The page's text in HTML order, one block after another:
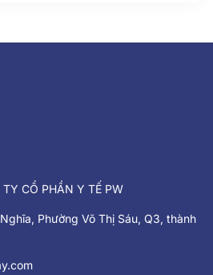
có đau hay không, Nha Khoa
CỔ PHẦN Y TẾ PW
Phường Võ Thị Sáu, Q3, thành